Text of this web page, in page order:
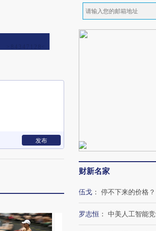
发布
财新名家
伍戈 ： 停不下来的价格？
罗志恒 ： 中美人工智能